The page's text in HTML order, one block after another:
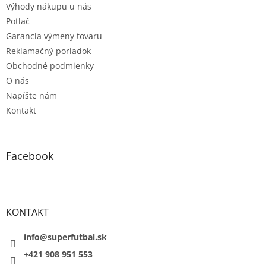
Výhody nákupu u nás
Potlač
Garancia výmeny tovaru
Reklamačný poriadok
Obchodné podmienky
O nás
Napíšte nám
Kontakt
Facebook
KONTAKT
info@superfutbal.sk
+421 908 951 553